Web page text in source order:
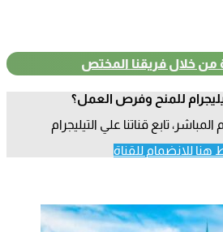
من خلال فريقنا المختص
للمنح وفرص العمل؟
تابع قناتنا علي التيليجرام
للانضمام للقناة